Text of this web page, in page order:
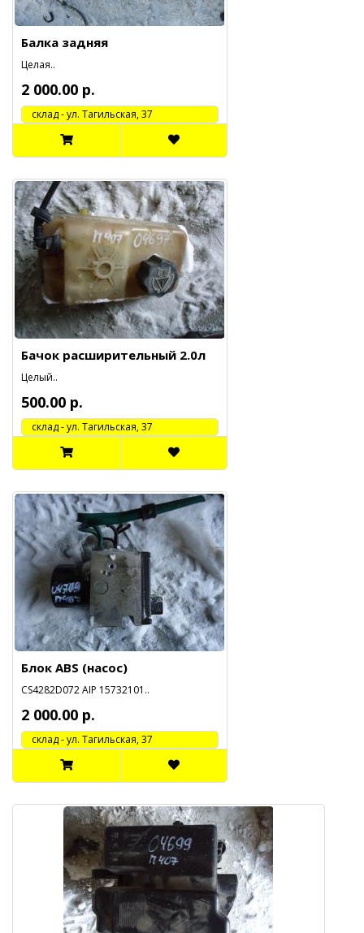
Балка задняя
Целая..
2 000.00 р.
cклад - ул. Тагильская, 37
Бачок расширительный 2.0л
Целый..
500.00 р.
cклад - ул. Тагильская, 37
Блок ABS (насос)
CS4282D072 AIP 15732101..
2 000.00 р.
cклад - ул. Тагильская, 37